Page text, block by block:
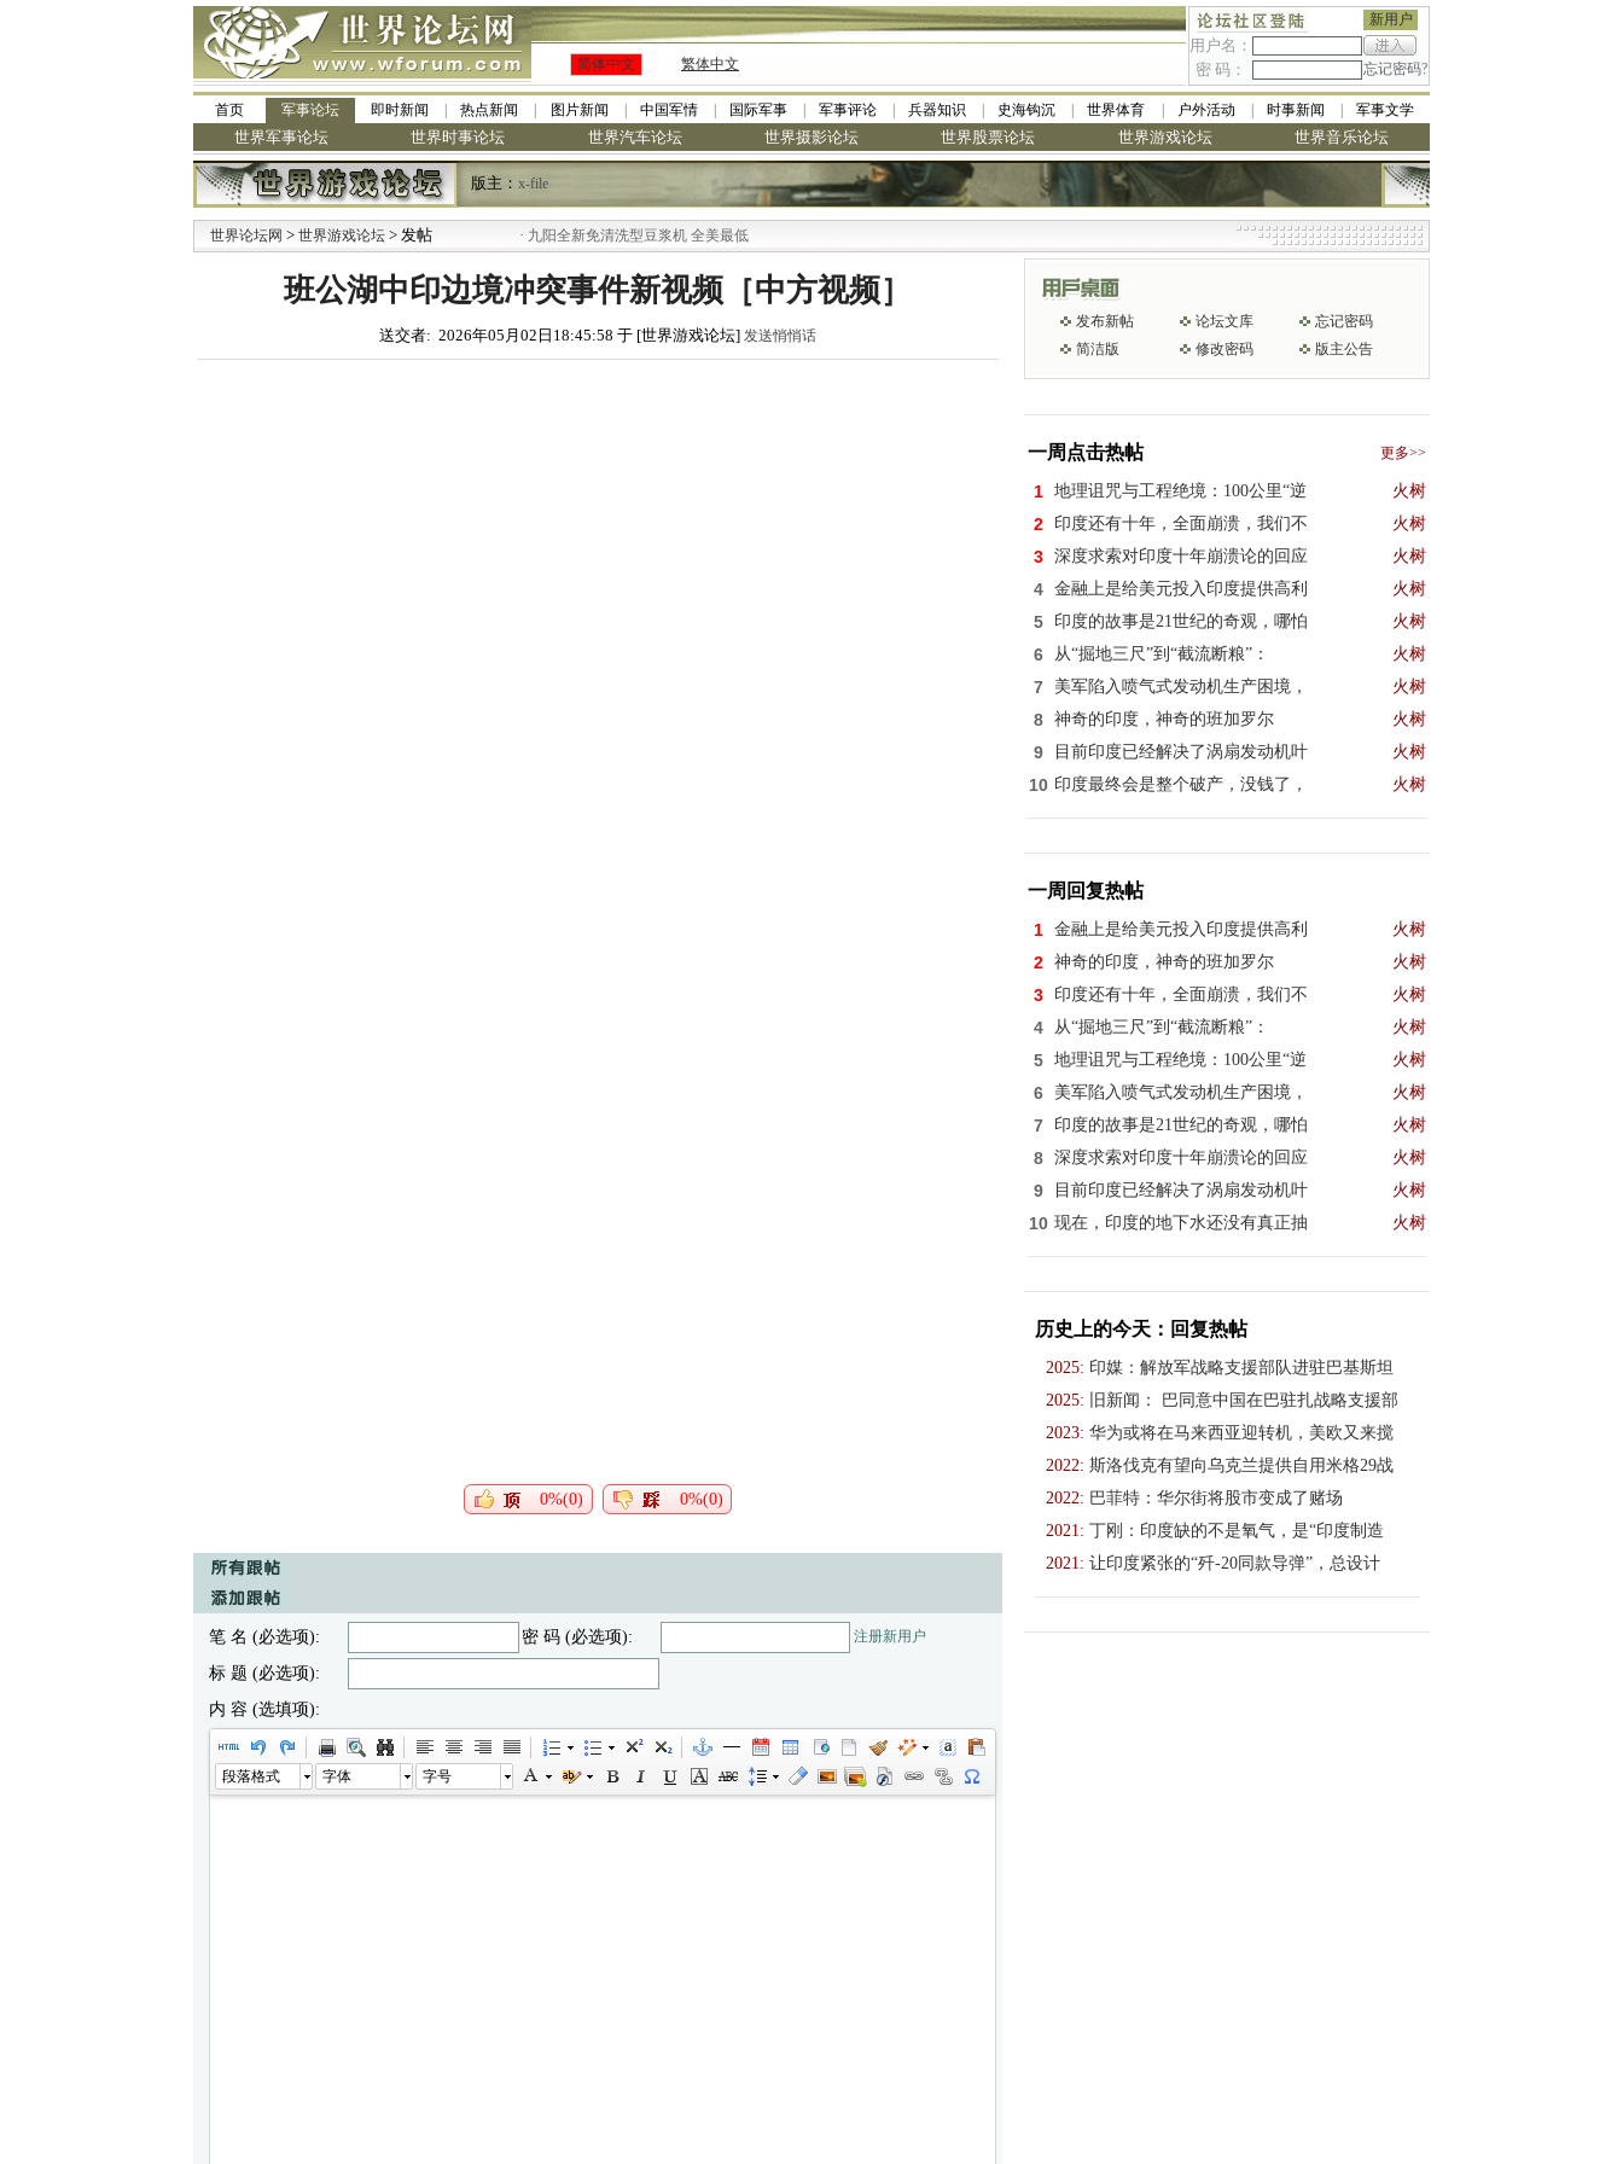
新用户
用户名：
密 码：
忘记密码?
简体中文 繁体中文
首页 军事论坛 即时新闻 热点新闻 图片新闻 中国军情 国际军事 军事评论 兵器知识 史海钩沉 世界体育 户外活动 时事新闻 军事文学
世界军事论坛 世界时事论坛 世界汽车论坛 世界摄影论坛 世界股票论坛 世界游戏论坛 世界音乐论坛
版主： x-file
世界论坛网 > 世界游戏论坛 > 发帖 九阳全新免清洗型豆浆机 全美最低
班公湖中印边境冲突事件新视频［中方视频］
送交者: 2026年05月02日18:45:58 于 [世界游戏论坛] 发送悄悄话
0%(0) 0%(0)
笔 名 (必选项): 密 码 (必选项): 注册新用户
标 题 (必选项):
内 容 (选填项):
段落格式 字体 字号
发布新帖 论坛文库
忘记密码
简洁版
修改密码 版主公告
一周点击热帖 更多>>
1 地理诅咒与工程绝境：100公里“逆 火树
2 印度还有十年，全面崩溃，我们不 火树
3 深度求索对印度十年崩溃论的回应 火树
4 金融上是给美元投入印度提供高利 火树
5 印度的故事是21世纪的奇观，哪怕 火树
6 从“掘地三尺”到“截流断粮”： 火树
7 美军陷入喷气式发动机生产困境， 火树
8 神奇的印度，神奇的班加罗尔 火树
9 目前印度已经解决了涡扇发动机叶 火树
10 印度最终会是整个破产，没钱了， 火树
一周回复热帖
1 金融上是给美元投入印度提供高利 火树
2 神奇的印度，神奇的班加罗尔 火树
3 印度还有十年，全面崩溃，我们不 火树
4 从“掘地三尺”到“截流断粮”： 火树
5 地理诅咒与工程绝境：100公里“逆 火树
6 美军陷入喷气式发动机生产困境， 火树
7 印度的故事是21世纪的奇观，哪怕 火树
8 深度求索对印度十年崩溃论的回应 火树
9 目前印度已经解决了涡扇发动机叶 火树
10 现在，印度的地下水还没有真正抽 火树
历史上的今天：回复热帖
2025: 印媒：解放军战略支援部队进驻巴基斯坦
2025:
旧新闻： 巴同意中国在巴驻扎战略支援部
2023: 华为或将在马来西亚迎转机，美欧又来搅
2022: 斯洛伐克有望向乌克兰提供自用米格29战
2022: 巴菲特：华尔街将股市变成了赌场
2021: 丁刚：印度缺的不是氧气，是“印度制造
2021: 让印度紧张的“歼-20同款导弹”，总设计